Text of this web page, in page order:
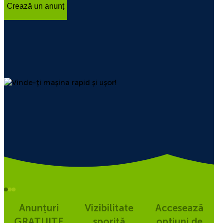
Crează un anunț
Anunțuri
Vizibilitate
Accesează